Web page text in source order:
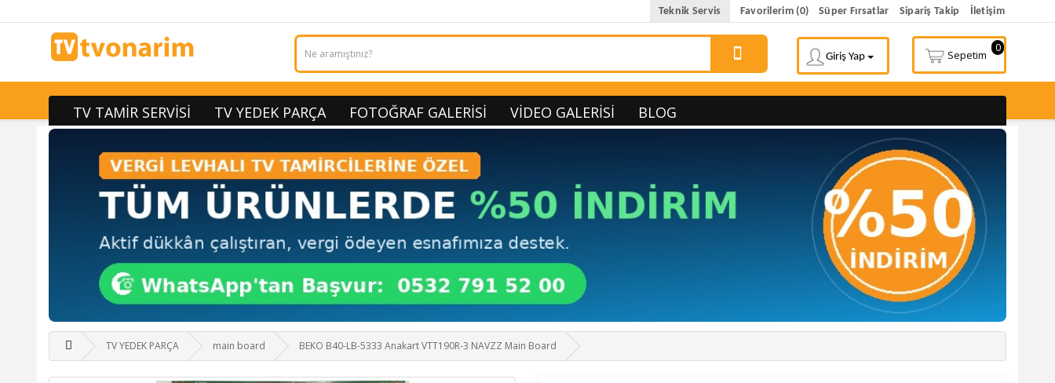
Teknik Servis Favorilerim (0) Süper Fırsatlar Sipariş Takip İletişim
0
Sepetim
Giriş Yap
TV TAMİR SERVİSİ TV YEDEK PARÇA FOTOĞRAF GALERISI VIDEO GALERISI BLOG
TV YEDEK PARÇA main board BEKO B40-LB-5333 Anakart VTT190R-3 NAVZZ Main Board